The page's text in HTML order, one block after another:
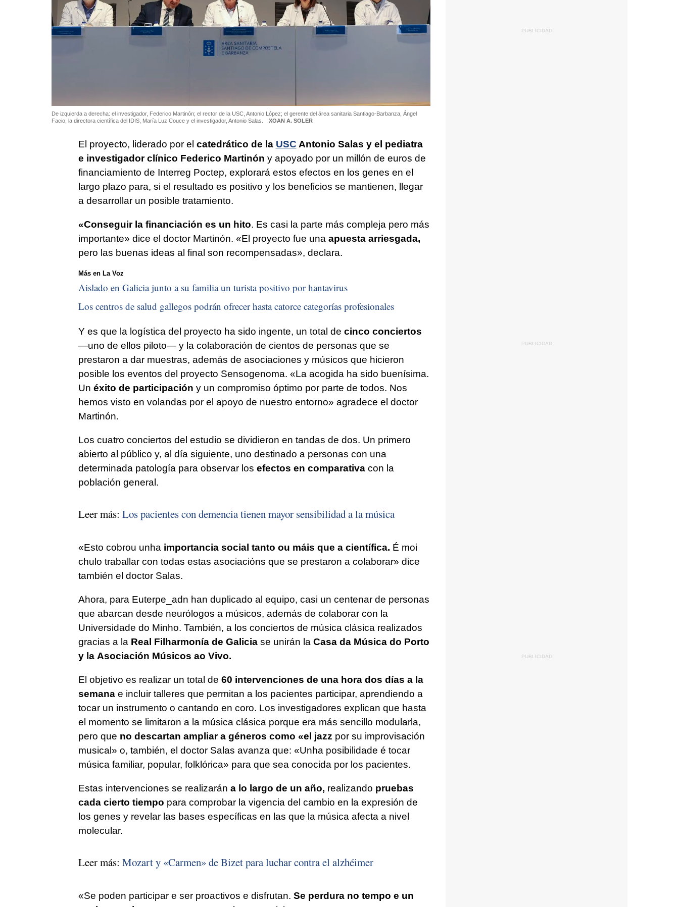
De izquierda a derecha: el investigador, Federico Martinón; el rector de la USC, Antonio López; el gerente del área sanitaria Santiago-Barbanza, Ángel
Facio; la directora científica del IDIS, María Luz Couce y el investigador, Antonio Salas.
XOAN A. SOLER
El proyecto, liderado por el catedrático de la USC Antonio Salas y el pediatra
e investigador clínico Federico Martinón y apoyado por un millón de euros de
financiamiento de Interreg Poctep, explorará estos efectos en los genes en el
largo plazo para, si el resultado es positivo y los beneficios se mantienen, llegar
a desarrollar un posible tratamiento.
«Conseguir la financiación es un hito. Es casi la parte más compleja pero más
importante» dice el doctor Martinón. «El proyecto fue una apuesta arriesgada,
pero las buenas ideas al final son recompensadas», declara.
Más en La Voz
Aislado en Galicia junto a su familia un turista positivo por hantavirus
Los centros de salud gallegos podrán ofrecer hasta catorce categorías profesionales
Y es que la logística del proyecto ha sido ingente, un total de cinco conciertos
—uno de ellos piloto— y la colaboración de cientos de personas que se
prestaron a dar muestras, además de asociaciones y músicos que hicieron
posible los eventos del proyecto Sensogenoma. «La acogida ha sido buenísima.
Un éxito de participación y un compromiso óptimo por parte de todos. Nos
hemos visto en volandas por el apoyo de nuestro entorno» agradece el doctor
Martinón.
Los cuatro conciertos del estudio se dividieron en tandas de dos. Un primero
abierto al público y, al día siguiente, uno destinado a personas con una
determinada patología para observar los efectos en comparativacon la
población general.
Leer más: Los pacientes con demencia tienen mayor sensibilidad a la música
«Esto cobrou unha importancia social tanto ou máis que a científica. É moi
chulo traballar con todas estas asociacións que se prestaron a colaborar» dice
también el doctor Salas.
Ahora, para Euterpe_adn han duplicado al equipo, casi un centenar de personas
que abarcan desde neurólogos a músicos, además de colaborar con la
Universidade do Minho. También, a los conciertos de música clásica realizados
gracias a laReal Filharmonía de Galiciase unirán laCasa da Música do Porto
y la Asociación Músicos ao Vivo.
El objetivo es realizar un total de 60 intervenciones de una hora dos días a la
semanae incluir talleres que permitan a los pacientes participar, aprendiendo a
tocar un instrumento o cantando en coro. Los investigadores explican que hasta
el momento se limitaron a la música clásica porque era más sencillo modularla,
pero que no descartan ampliar a géneros como «el jazz por su improvisación
musical» o, también, el doctor Salas avanza que: «Unha posibilidade é tocar
música familiar, popular, folklórica» para que sea conocida por los pacientes.
Estas intervenciones se realizarán a lo largo de un año, realizando pruebas
cada cierto tiempo para comprobar la vigencia del cambio en la expresión de
los genes y revelar las bases específicas en las que la música afecta a nivel
molecular.
Leer más: Mozart y «Carmen» de Bizet para luchar contra el alzhéimer
«Se poden participar e ser proactivos e disfrutan. Se perdura no tempo e un